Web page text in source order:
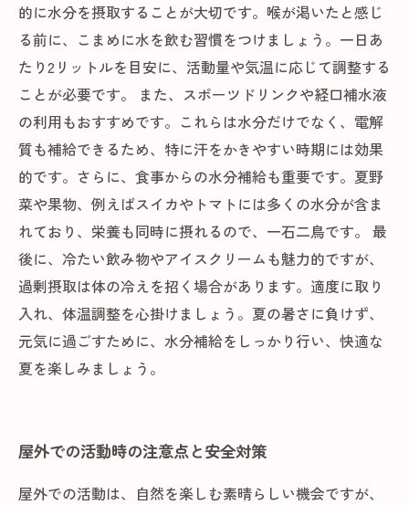
的に水分を摂取することが大切です。喉が渇いたと感じ
る前に、こまめに水を飲む習慣をつけましょう。一日あ
たり2リットルを目安に、活動量や気温に応じて調整する
ことが必要です。 また、スポーツドリンクや経口補水液
の利用もおすすめです。これらは水分だけでなく、電解
質も補給できるため、特に汗をかきやすい時期には効果
的です。さらに、食事からの水分補給も重要です。夏野
菜や果物、例えばスイカやトマトには多くの水分が含ま
れており、栄養も同時に摂れるので、一石二鳥です。 最
後に、冷たい飲み物やアイスクリームも魅力的ですが、
過剰摂取は体の冷えを招く場合があります。適度に取り
入れ、体温調整を心掛けましょう。夏の暑さに負けず、
元気に過ごすために、水分補給をしっかり行い、快適な
夏を楽しみましょう。
屋外での活動時の注意点と安全対策
屋外での活動は、自然を楽しむ素晴らしい機会ですが、